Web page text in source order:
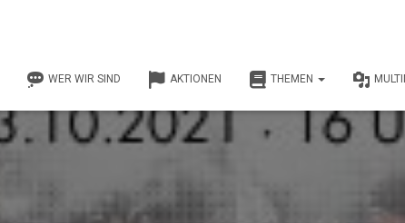
WER WIR SIND AKTIONEN THEMEN